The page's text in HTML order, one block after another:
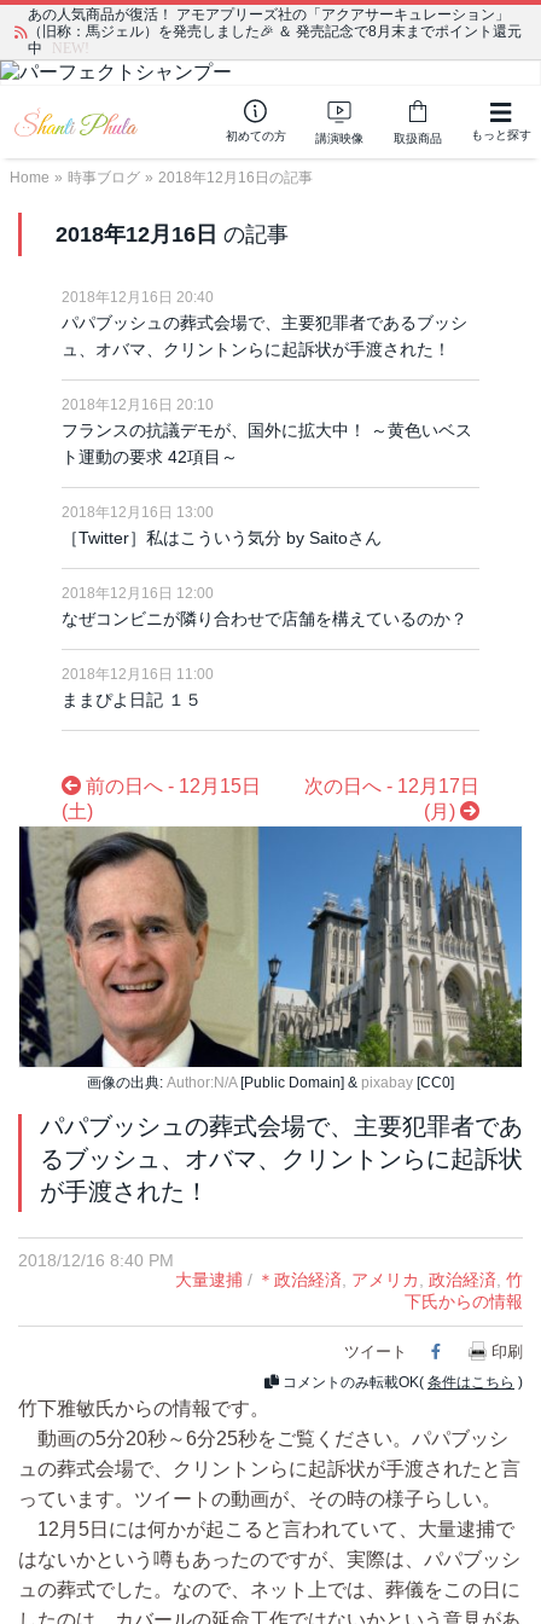
あの人気商品が復活！ アモアプリーズ社の「アクアサーキュレーション」
（旧称：馬ジェル）を発売しました🎉 ＆ 発売記念で8月末までポイント還元
中
NEW!
初めての方 講演映像 取扱商品 もっと探す
Home » 時事ブログ » 2018年12月16日の記事
2018年12月16日 の記事
2018年12月16日 20:40
パパブッシュの葬式会場で、主要犯罪者であるブッシ
ュ、オバマ、クリントンらに起訴状が手渡された！
2018年12月16日 20:10
フランスの抗議デモが、国外に拡大中！ ～黄色いベス
ト運動の要求 42項目～
2018年12月16日 13:00
［Twitter］私はこういう気分 by Saitoさん
2018年12月16日 12:00
なぜコンビニが隣り合わせで店舗を構えているのか？
2018年12月16日 11:00
ままぴよ日記 １５
前の日へ - 12月15日
(土)
次の日へ - 12月17日
(月)
画像の出典: Author:N/A[Public Domain] & pixabay [CC0]
パパブッシュの葬式会場で、主要犯罪者であ
るブッシュ、オバマ、クリントンらに起訴状
が手渡された！
2018/12/16 8:40 PM
大量逮捕 / ＊政治経済, アメリカ, 政治経済, 竹
下氏からの情報
ツイート Facebook
印刷
コメントのみ転載OK( 条件はこちら )
竹下雅敏氏からの情報です。
動画の5分20秒～6分25秒をご覧ください。パパブッシ
ュの葬式会場で、クリントンらに起訴状が手渡されたと言
っています。ツイートの動画が、その時の様子らしい。
12月5日には何かが起こると言われていて、大量逮捕で
はないかという噂もあったのですが、実際は、パパブッシ
ュの葬式でした。なので、ネット上では、葬儀をこの日に